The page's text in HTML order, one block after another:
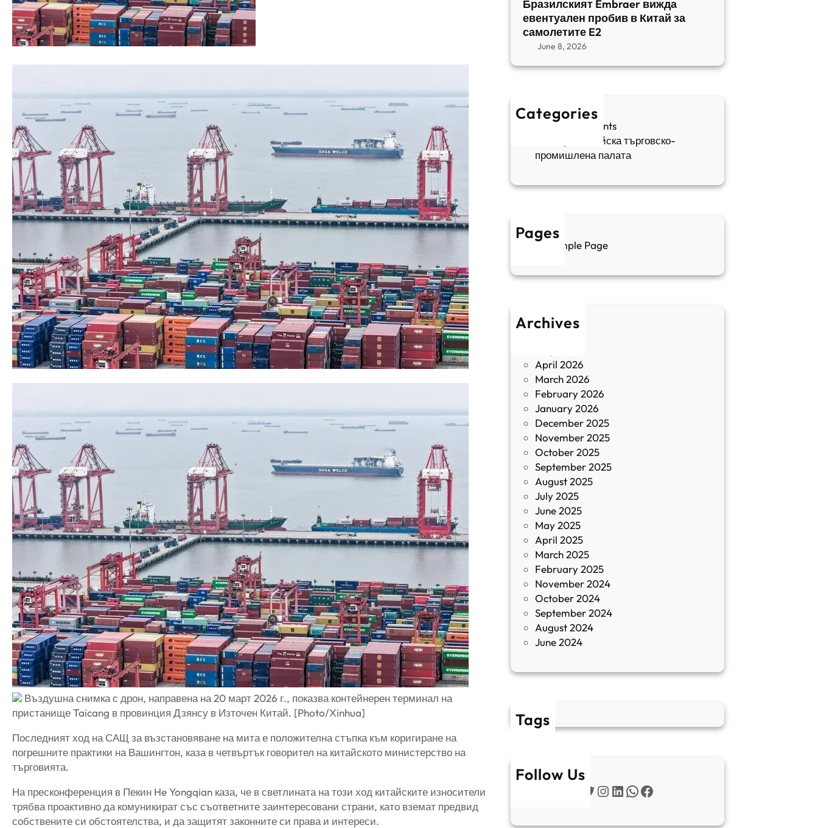
Въздушна снимка с дрон, направена на 20 март 2026 г., показва контейнерен терминал на
пристанище Taicang в провинция Дзянсу в Източен Китай. [Photo/Xinhua]
Последният ход на САЩ за възстановяване на мита е положителна стъпка към коригиране на
погрешните практики на Вашингтон, каза в четвъртък говорител на китайското министерство на
търговията.
На пресконференция в Пекин He Yongqian каза, че в светлината на този ход китайските износители
трябва проактивно да комуникират със съответните заинтересовани страни, като вземат предвид
собствените си обстоятелства, и да защитят законните си права и интереси.
Бразилският Embraer вижда
евентуален пробив в Китай за
самолетите E2
June 8, 2026
Categories
Sofia Apartments
Българо-китайска търговско-
промишлена палата
Pages
Sample Page
Archives
April 2026
March 2026
February 2026
January 2026
December 2025
November 2025
October 2025
September 2025
August 2025
July 2025
June 2025
May 2025
April 2025
March 2025
February 2025
November 2024
October 2024
September 2024
August 2024
June 2024
Tags
Follow Us
Instagram LinkedIn WhatsApp Facebook